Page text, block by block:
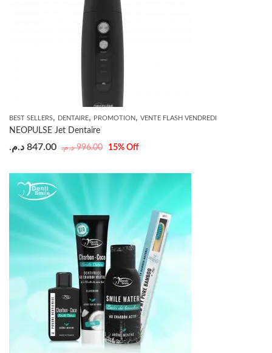
BEST SELLERS, DENTAIRE, PROMOTION, VENTE FLASH VENDREDI
NEOPULSE Jet Dentaire
996.00 د.م. 847.00 د.م. 15% Off